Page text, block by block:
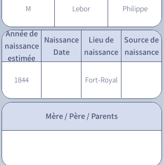
M Lebor Philippe
Année de
naissance
estimée
Naissance
Date
Lieu de
naissance
Source de
naissance
1844 Fort-Royal
Mère / Père / Parents